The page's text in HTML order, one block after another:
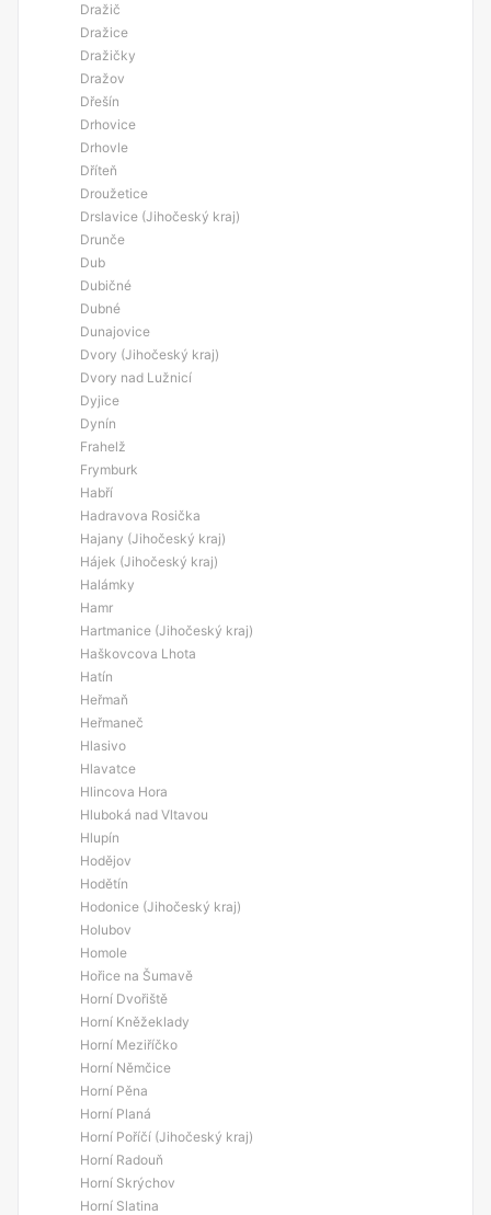
Dražič
Dražice
Dražičky
Dražov
Dřešín
Drhovice
Drhovle
Dříteň
Droužetice
Drslavice (Jihočeský kraj)
Drunče
Dub
Dubičné
Dubné
Dunajovice
Dvory (Jihočeský kraj)
Dvory nad Lužnicí
Dyjice
Dynín
Frahelž
Frymburk
Habří
Hadravova Rosička
Hajany (Jihočeský kraj)
Hájek (Jihočeský kraj)
Halámky
Hamr
Hartmanice (Jihočeský kraj)
Haškovcova Lhota
Hatín
Heřmaň
Heřmaneč
Hlasivo
Hlavatce
Hlincova Hora
Hluboká nad Vltavou
Hlupín
Hodějov
Hodětín
Hodonice (Jihočeský kraj)
Holubov
Homole
Hořice na Šumavě
Horní Dvořiště
Horní Kněžeklady
Horní Meziříčko
Horní Němčice
Horní Pěna
Horní Planá
Horní Poříčí (Jihočeský kraj)
Horní Radouň
Horní Skrýchov
Horní Slatina